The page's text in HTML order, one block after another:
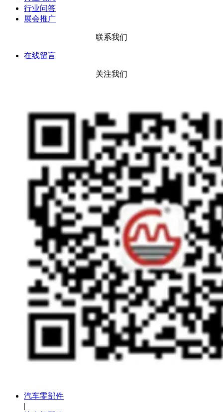
行业问答
展会推广
联系我们
在线留言
关注我们
汽车零部件
|